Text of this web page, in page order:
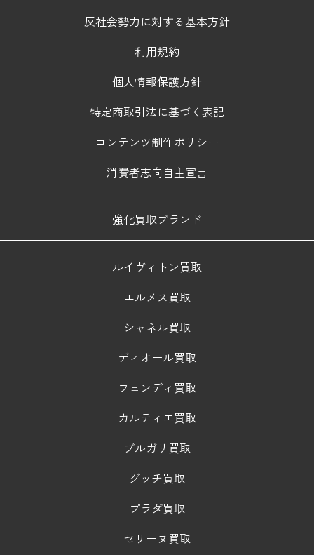
反社会勢力に対する基本方針
利用規約
個人情報保護方針
特定商取引法に基づく表記
コンテンツ制作ポリシー
消費者志向自主宣言
強化買取ブランド
ルイヴィトン買取
エルメス買取
シャネル買取
ディオール買取
フェンディ買取
カルティエ買取
ブルガリ買取
グッチ買取
プラダ買取
セリーヌ買取